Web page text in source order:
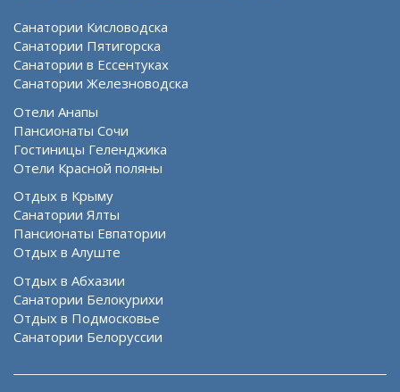
Санатории Кисловодска
Санатории Пятигорска
Санатории в Ессентуках
Санатории Железноводска
Отели Анапы
Пансионаты Сочи
Гостиницы Геленджика
Отели Красной поляны
Отдых в Крыму
Санатории Ялты
Пансионаты Евпатории
Отдых в Алуште
Отдых в Абхазии
Санатории Белокурихи
Отдых в Подмосковье
Санатории Белоруссии